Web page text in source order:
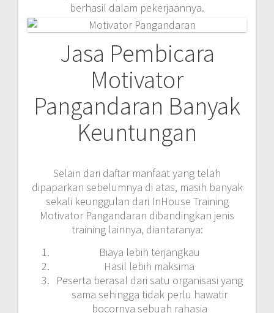
berhasil dalam pekerjaannya.
Jasa Pembicara
Motivator
Pangandaran Banyak
Keuntungan
Selain dari daftar manfaat yang telah
dipaparkan sebelumnya di atas, masih banyak
sekali keunggulan dari InHouse Training
Motivator Pangandaran dibandingkan jenis
training lainnya, diantaranya:
Biaya lebih terjangkau
Hasil lebih maksima
Peserta berasal dari satu organisasi yang
sama sehingga tidak perlu hawatir
bocornya sebuah rahasia